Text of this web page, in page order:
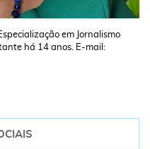
em Jornalismo
há 14 anos. E-mail: